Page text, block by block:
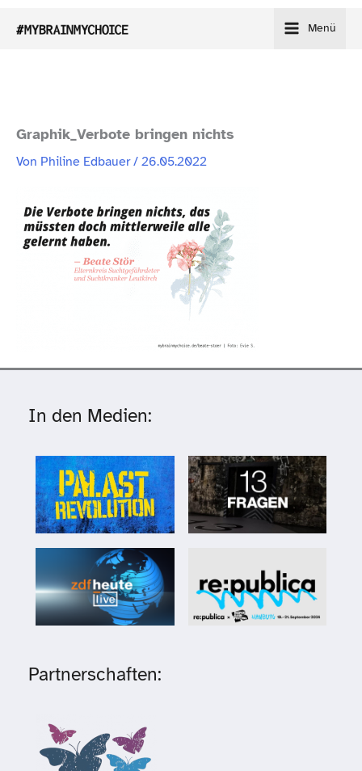
Inhalt
Menü
Graphik_​Verbote bringen nichts
Von Philine Edbauer/26.05.2022
In den Medien:
Partnerschaften: